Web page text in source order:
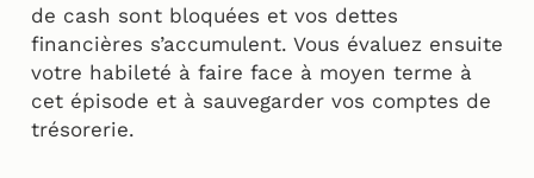
de cash sont bloquées et vos dettes
financières s’accumulent. Vous évaluez ensuite
votre habileté à faire face à moyen terme à
cet épisode et à sauvegarder vos comptes de
trésorerie.